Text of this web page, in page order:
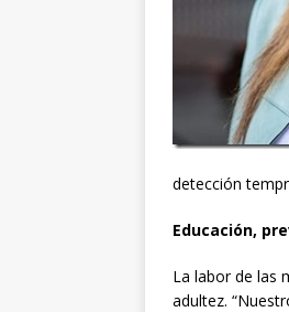
detección
Educación,
La labor de las
adultez.